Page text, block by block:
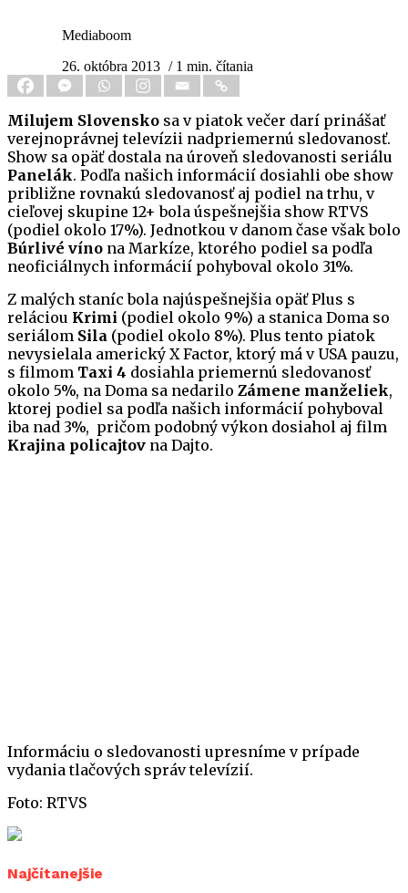
Mediaboom
26. októbra 2013 / 1 min. čítania
Milujem Slovensko sa v piatok večer darí prinášať
verejnoprávnej televízii nadpriemernú sledovanosť.
Show sa opäť dostala na úroveň sledovanosti seriálu
Panelák. Podľa našich informácií dosiahli obe show
približne rovnakú sledovanosť aj podiel na trhu, v
cieľovej skupine 12+ bola úspešnejšia show RTVS
(podiel okolo 17%). Jednotkou v danom čase však bolo
Búrlivé víno na Markíze, ktorého podiel sa podľa
neoficiálnych informácií pohyboval okolo 31%.
Z malých staníc bola najúspešnejšia opäť Plus s
reláciou Krimi (podiel okolo 9%) a stanica Doma so
seriálom Sila (podiel okolo 8%). Plus tento piatok
nevysielala americký X Factor, ktorý má v USA pauzu,
s filmom Taxi 4 dosiahla priemernú sledovanosť
okolo 5%, na Doma sa nedarilo Zámene manželiek,
ktorej podiel sa podľa našich informácií pohyboval
iba nad 3%, pričom podobný výkon dosiahol aj film
Krajina policajtov na Dajto.
Informáciu o sledovanosti upresníme v prípade
vydania tlačových správ televízií.
Foto: RTVS
Najčítanejšie